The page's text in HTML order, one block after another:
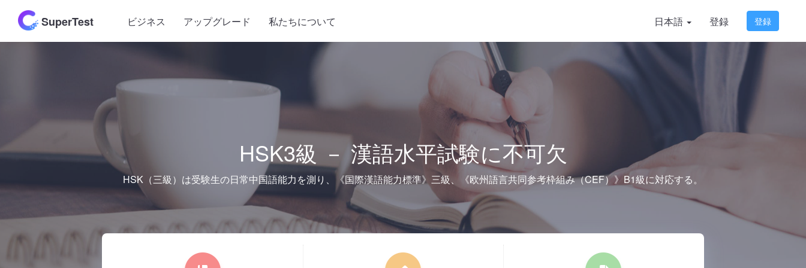
SuperTest ビジネス アップグレード 私たちについて 日本語 登録 登録
HSK3級 － 漢語水平試験に不可欠
HSK（三級）は受験生の日常中国語能力を測り、《国際漢語能力標準》三級、《欧州語言共同参考枠組み（CEF）》B1級に対応する。